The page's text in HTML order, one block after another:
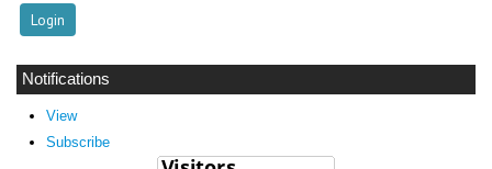
Notifications
View
Subscribe